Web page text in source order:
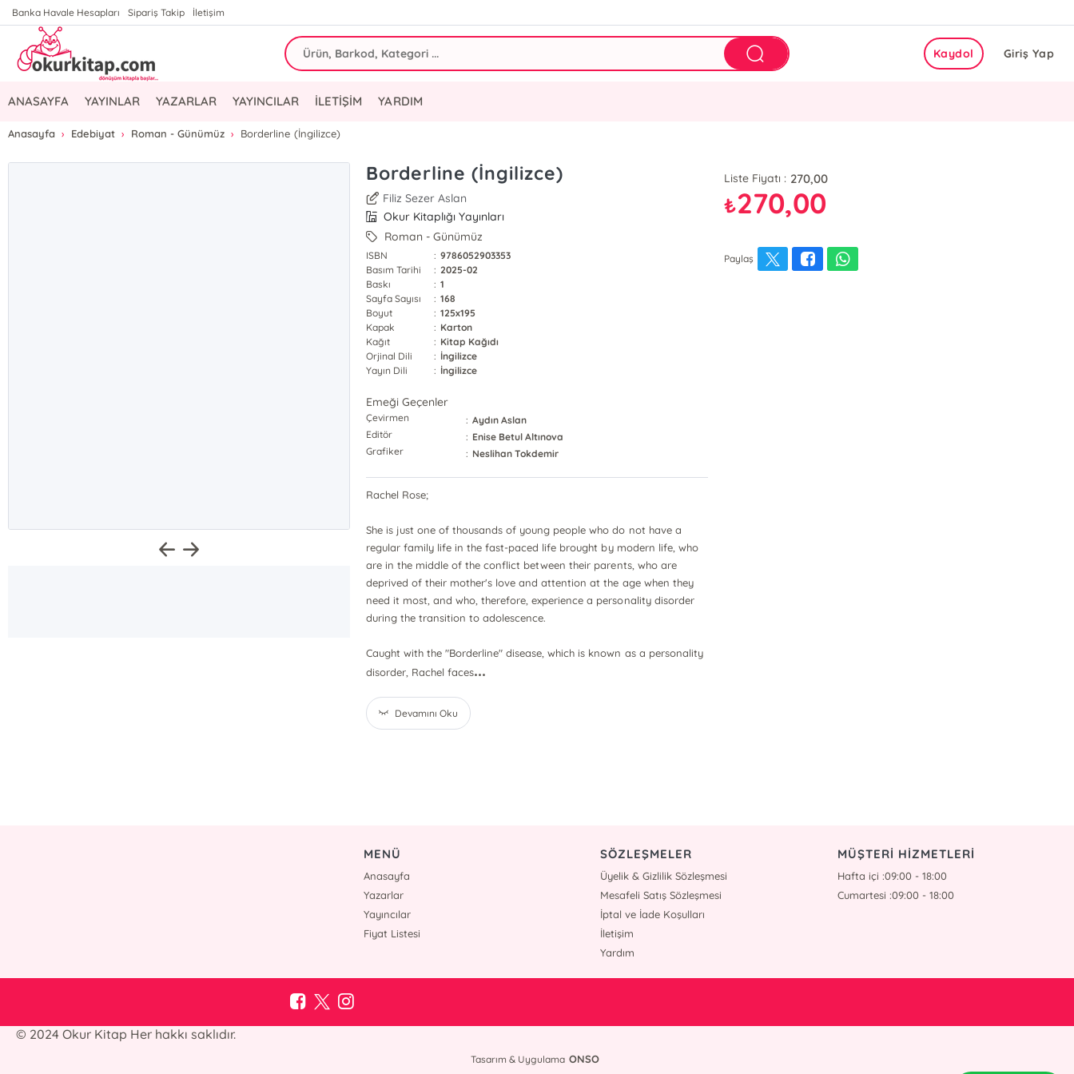
Banka Havale Hesapları Sipariş Takip İletişim
Giriş Yap
Kaydol
ANASAYFA YAYINLAR YAZARLAR YAYINCILAR İLETİŞİM YARDIM
Anasayfa Edebiyat Roman - Günümüz Borderline (İngilizce)
Borderline (İngilizce)
Filiz Sezer Aslan
Okur Kitaplığı Yayınları
Roman - Günümüz
ISBN : 9786052903353
Basım Tarihi
: 2025-02
Baskı
: 1
Sayfa Sayısı
: 168
Boyut
: 125x195
Kapak
: Karton
Kağıt
: Kitap Kağıdı
Orjinal Dili
: İngilizce
Yayın Dili
: İngilizce
Emeği Geçenler
Çevirmen : Aydın Aslan
Editör
: Enise Betul Altınova
Grafiker
: Neslihan Tokdemir
Rachel Rose;
She is just one of thousands of young people who do not have a
regular family life in the fast-paced life brought by modern life, who
are in the middle of the conflict between their parents, who are
deprived of their mother's love and attention at the age when they
need it most, and who, therefore, experience a personality disorder
during the transition to adolescence.
Caught with the "Borderline" disease, which is known as a personality
disorder, Rachel faces...
Devamını Oku
Liste Fiyatı : 270,00
₺270,00
Paylaş
MENÜ
Anasayfa
Yazarlar
Yayıncılar
Fiyat Listesi
SÖZLEŞMELER
Üyelik & Gizlilik Sözleşmesi
Mesafeli Satış Sözleşmesi
İptal ve İade Koşulları
İletişim
Yardım
MÜŞTERİ HİZMETLERİ
Hafta içi :09:00 - 18:00
Cumartesi :09:00 - 18:00
© 2024 Okur Kitap Her hakkı saklıdır.
Tasarım & Uygulama ONSO